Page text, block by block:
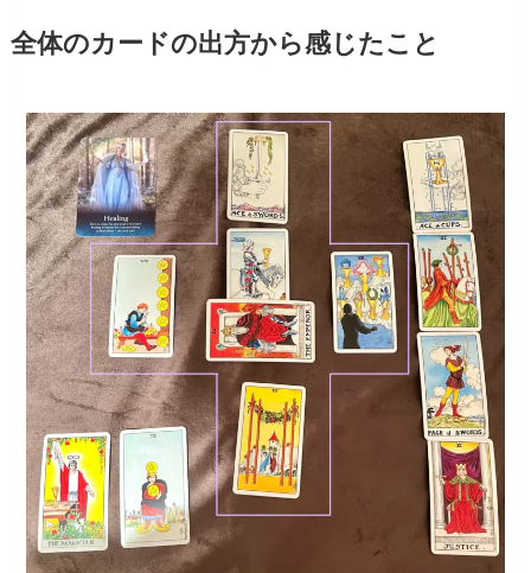
全体のカードの出方から感じたこと